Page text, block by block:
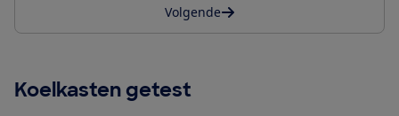
Volgende
Koelkasten getest